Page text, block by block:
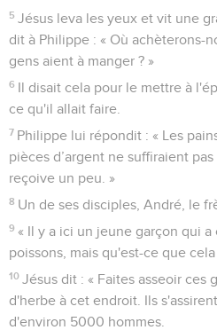
5 Jésus leva les yeux et vit une
dit à Philippe : « Où achèterons-
gens aient à manger ? »
6 Il disait cela pour le mettre à
ce qu'il allait faire.
7 Philippe lui répondit : « Les
pièces d’argent ne suffiraient
reçoive un peu. »
8 Un de ses disciples, André, le
9 « Il y a ici un jeune garçon qui
poissons, mais qu'est-ce que
10 Jésus dit : « Faites asseoir ces
d'herbe à cet endroit. Ils
d'environ 5000 hommes.